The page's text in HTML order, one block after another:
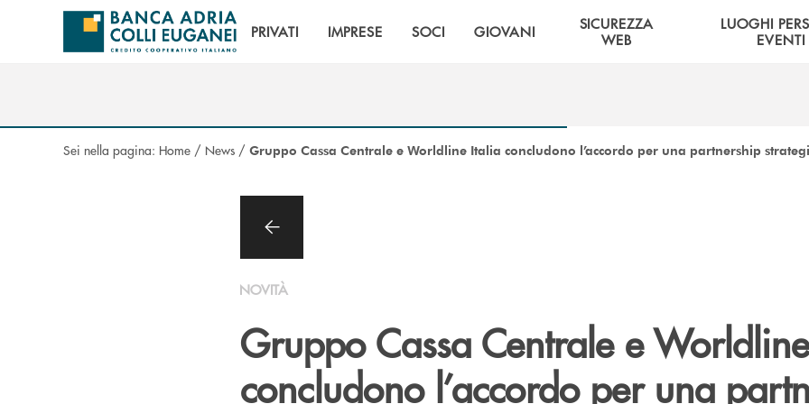
Salta al contenuto principale
PRIVATI IMPRESE SOCI GIOVANI
SICUREZZA
WEB
LUOGHI
EVENTI
Sei nella pagina: Home / News / Gruppo Cassa Centrale e Worldline Italia concludono l’accordo per una partnership
NOVITÀ
Gruppo Cassa Centrale e
concludono l’accordo per una